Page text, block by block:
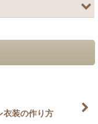
衣装の作り方